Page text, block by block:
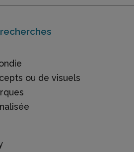
ou de visuels